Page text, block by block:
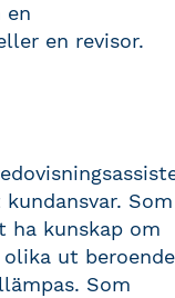
en
en revisor.
Som
ha kunskap om
ut
Som